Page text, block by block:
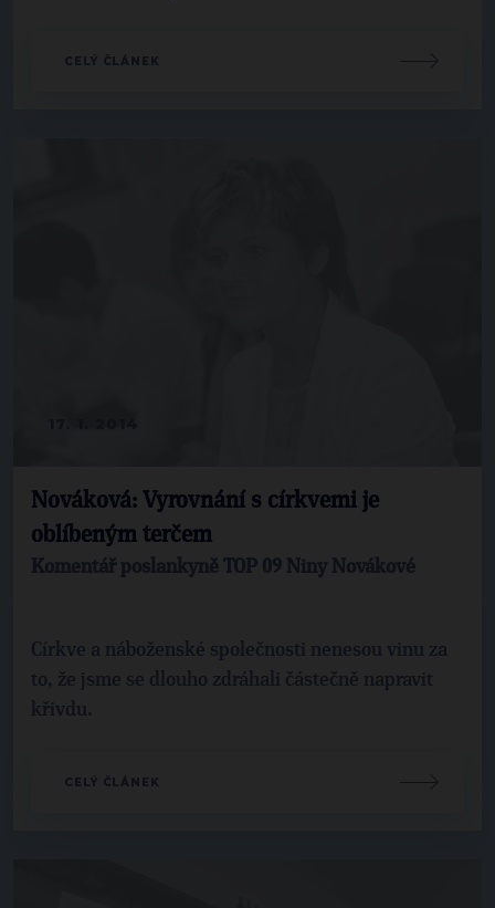
CELÝ ČLÁNEK
Nováková: Vyrovnání s církvemi je
oblíbeným terčem
Komentář poslankyně TOP 09 Niny Novákové
Církve a náboženské společnosti nenesou vinu za
to, že jsme se dlouho zdráhali částečně napravit
křivdu.
CELÝ ČLÁNEK